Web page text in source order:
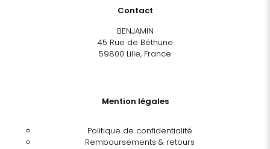
Contact
BENJAMIN
45 Rue de Béthune
59800 Lille, France
Mention légales
Politique de confidentialité
Remboursements & retours